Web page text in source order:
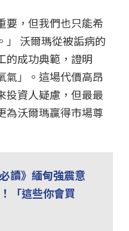
要，但我們也只能希
」 沃爾瑪從被詬病的
的成功典範，證明
氣」。這場代價高昂
投資人疑慮，但最最
為沃爾瑪贏得市場尊
讀》緬甸強震意
「這些你會買